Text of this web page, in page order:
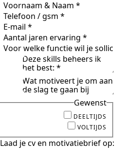
Gewenst
DEELTIJDS
VOLTIJDS
Laad je cv en motivatiebrief op: